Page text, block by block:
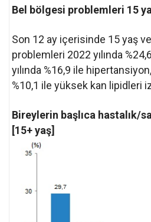
Bel bölgesi problemleri 15
Son 12 ay içerisinde 15 yaş
problemleri 2022 yılında
yılında %16,9 ile
%10,1 ile yüksek kan lipidleri
Bireylerin başlıca hastalık/
[15+ yaş]